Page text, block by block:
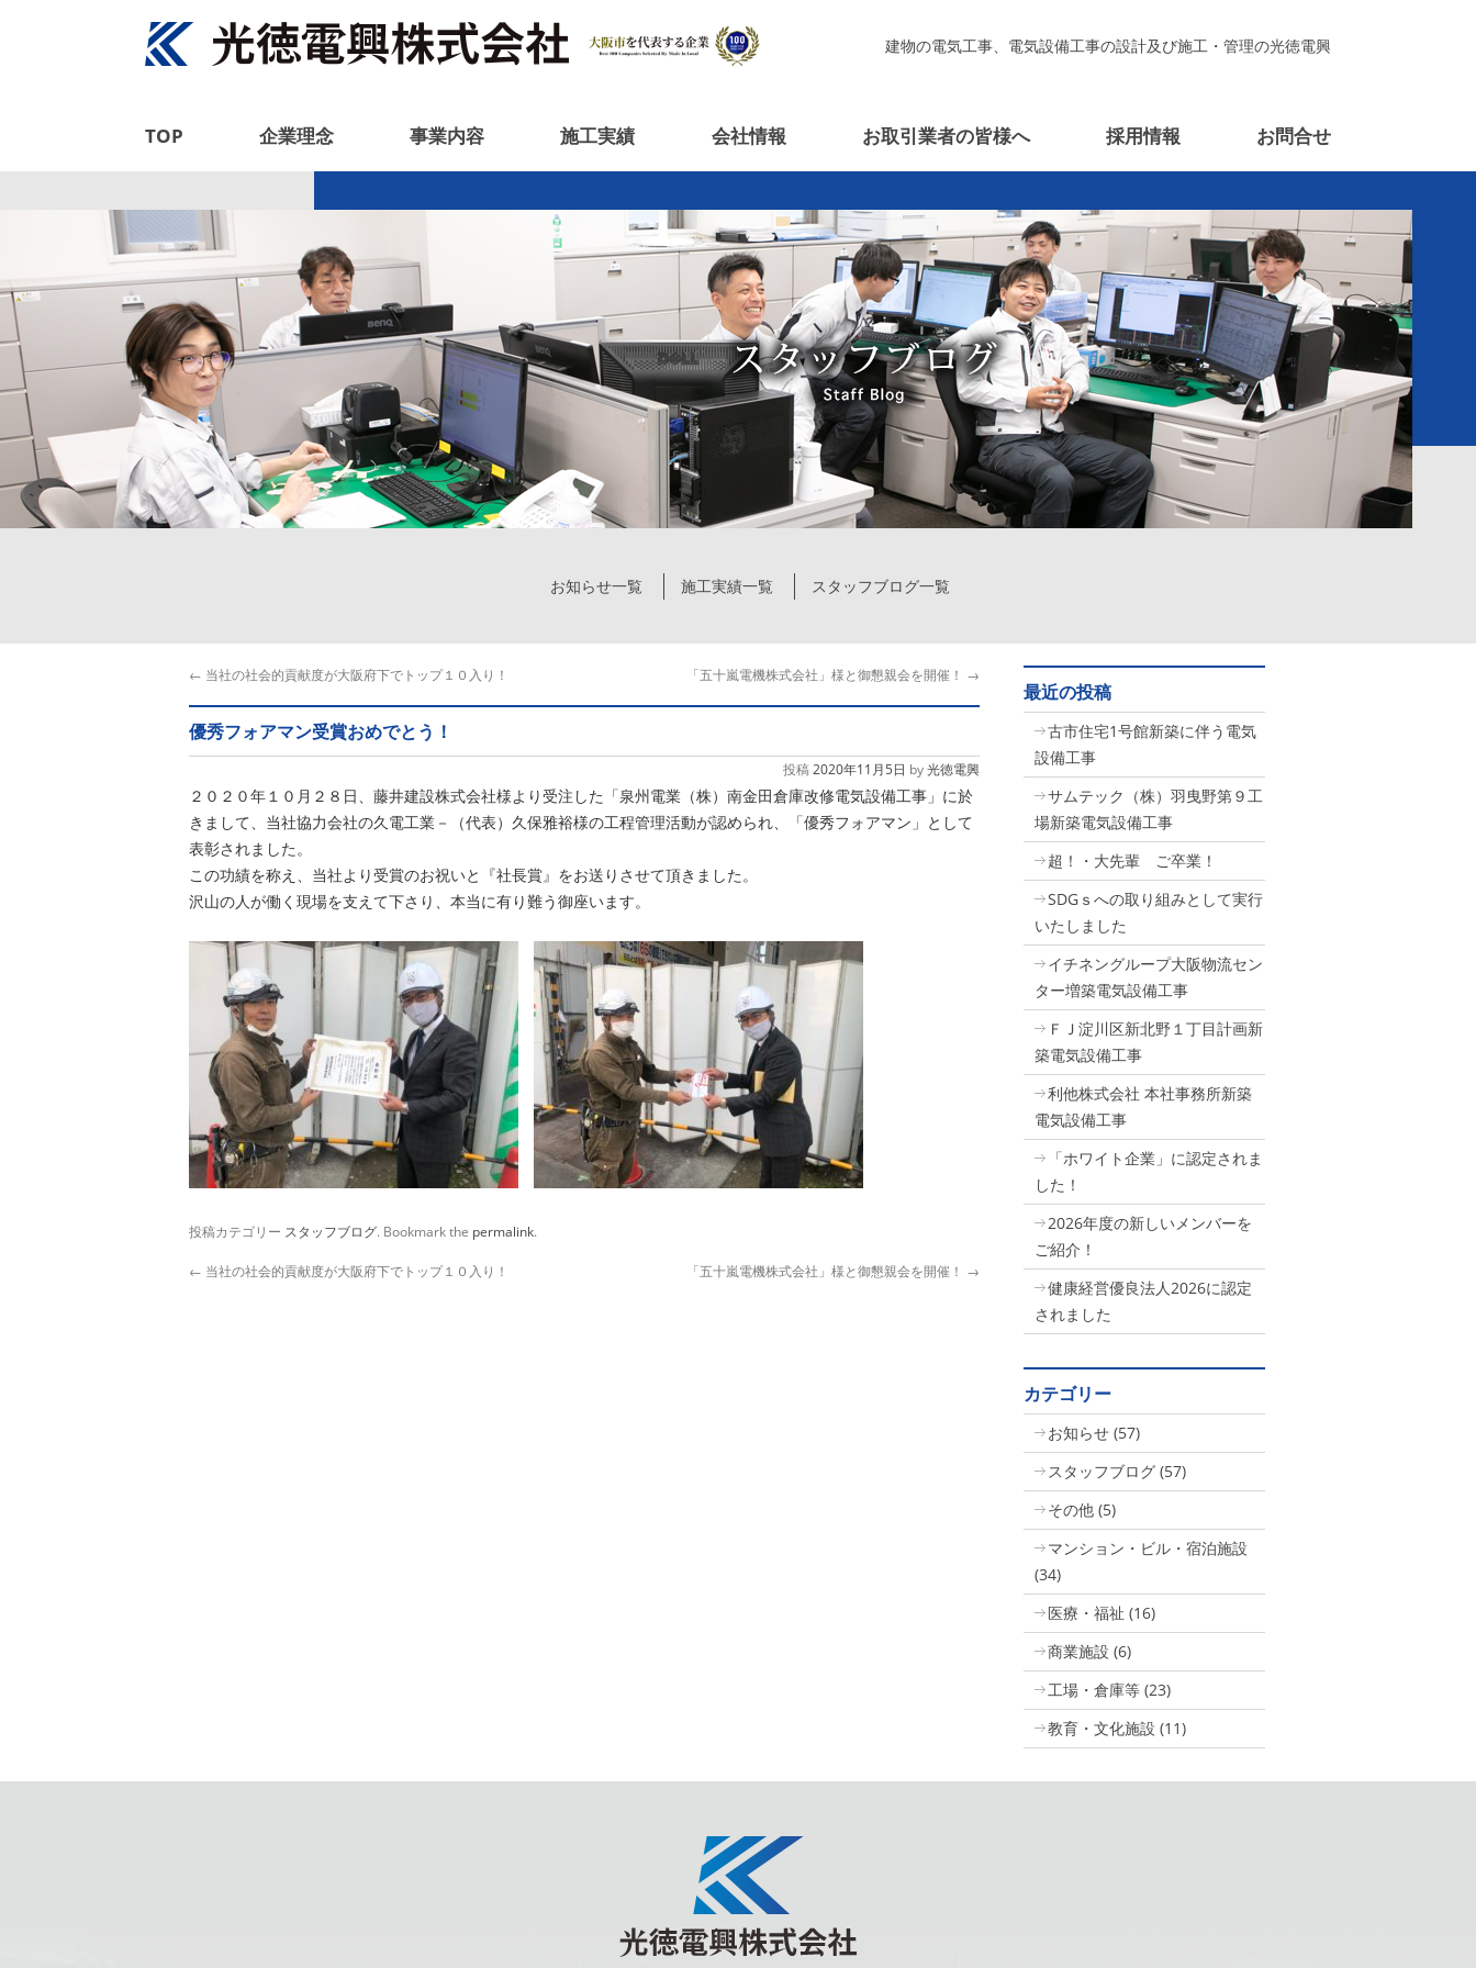
建物の電気工事、電気設備工事の設計及び施工・管理の光徳電興
TOP 企業理念 事業内容 施工実績 会社情報 お取引業者の皆様へ 採用情報 お問合せ
お知らせ一覧 施工実績一覧 スタッフブログ一覧
← 当社の社会的貢献度が大阪府下でトップ１０入り！ 「五十嵐電機株式会社」様と御懇親会を開催！ →
優秀フォアマン受賞おめでとう！
投稿 2020年11月5日 by光徳電興
２０２０年１０月２８日、藤井建設株式会社様より受注した「泉州電業（株）南金田倉庫改修電気設備工事」に於
きまして、当社協力会社の久電工業－（代表）久保雅裕様の工程管理活動が認められ、「優秀フォアマン」として
表彰されました。
この功績を称え、当社より受賞のお祝いと『社長賞』をお送りさせて頂きました。
沢山の人が働く現場を支えて下さり、本当に有り難う御座います。
投稿カテゴリー スタッフブログ. Bookmark the permalink.
← 当社の社会的貢献度が大阪府下でトップ１０入り！ 「五十嵐電機株式会社」様と御懇親会を開催！ →
最近の投稿
古市住宅1号館新築に伴う電気
設備工事
サムテック（株）羽曳野第９工
場新築電気設備工事
超！・大先輩 ご卒業！
SDGｓへの取り組みとして実行
いたしました
イチネングループ大阪物流セン
ター増築電気設備工事
ＦＪ淀川区新北野１丁目計画新
築電気設備工事
利他株式会社 本社事務所新築
電気設備工事
「ホワイト企業」に認定されま
した！
2026年度の新しいメンバーを
ご紹介！
健康経営優良法人2026に認定
されました
カテゴリー
お知らせ (57)
スタッフブログ (57)
その他 (5)
マンション・ビル・宿泊施設
(34)
医療・福祉 (16)
商業施設 (6)
工場・倉庫等 (23)
教育・文化施設 (11)